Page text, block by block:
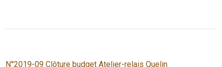
N°2019-09 Clôture budget Atelier-relais Quelin